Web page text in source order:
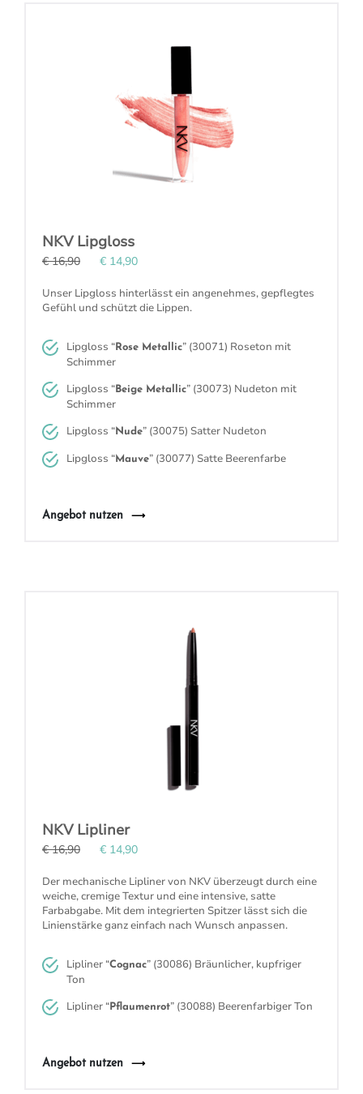
NKV Lipgloss
€ 16,90 € 14,90
Unser Lipgloss hinterlässt ein angenehmes, gepflegtes
Gefühl und schützt die Lippen.
Lipgloss “ Rose Metallic” (30071) Roseton mit
Schimmer
Lipgloss “ Beige Metallic” (30073) Nudeton mit
Schimmer
Lipgloss “Nude” (30075) Satter Nudeton
Lipgloss “Mauve” (30077) Satte Beerenfarbe
Angebot nutzen
NKV Lipliner
€ 16,90 € 14,90
Der mechanische Lipliner von NKV überzeugt durch eine
weiche,cremigeTextur und eine intensive, satte
Farbabgabe. Mit dem integrierten Spitzer lässt sich die
Linienstärke ganz einfach nach Wunsch anpassen.
Lipliner “Cognac” (30086) Bräunlicher, kupfriger
Ton
Lipliner “ Pflaumenrot” (30088) Beerenfarbiger Ton
Angebot nutzen